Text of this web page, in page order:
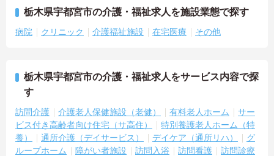
栃木県宇都宮市の介護・福祉求人を施設業態で探す
病院 クリニック 介護福祉施設 在宅医療 その他
栃木県宇都宮市の介護・福祉求人をサービス内容で探
す
訪問介護 介護老人保健施設（老健） 有料老人ホーム
サー
ビス付き高齢者向け住宅（サ高住）
特別養護老人ホーム（特
養）
通所介護（デイサービス） デイケア（通所リハ）
グ
ループホーム
障がい者施設 訪問入浴 訪問看護
訪問診療